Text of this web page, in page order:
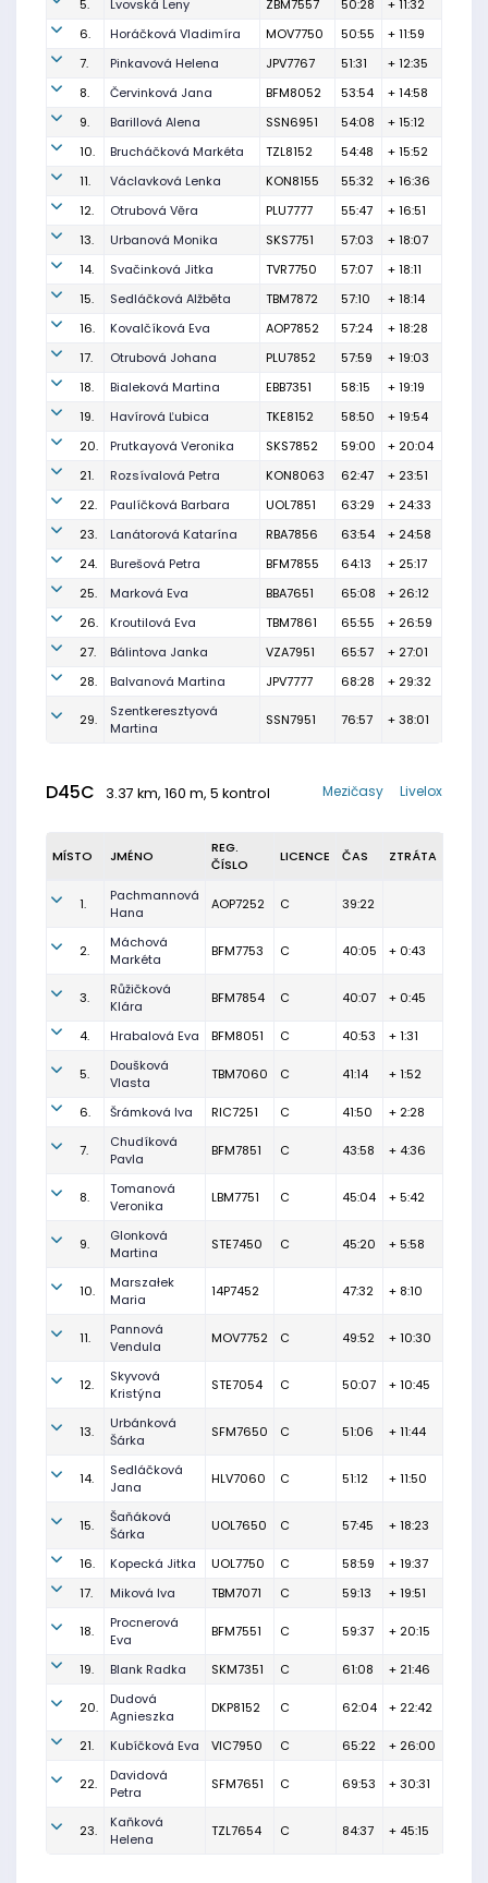
5. Lvovská Leny ZBM7557 50:28
+ 11:32
6.
Horáčková Vladimíra MOV7750 50:55
+ 11:59
7.
Pinkavová Helena JPV7767 51:31
+ 12:35
8.
Červinková Jana BFM8052 53:54
+ 14:58
9.
Barillová Alena SSN6951 54:08
+ 15:12
10.
Brucháčková Markéta TZL8152 54:48
+ 15:52
11.
Václavková Lenka KON8155 55:32
+ 16:36
12.
Otrubová Věra PLU7777 55:47
+ 16:51
13.
Urbanová Monika SKS7751 57:03
+ 18:07
14.
Svačinková Jitka TVR7750 57:07
+ 18:11
15.
Sedláčková Alžběta TBM7872 57:10
+ 18:14
16.
Kovalčíková Eva AOP7852 57:24
+ 18:28
17.
Otrubová Johana PLU7852 57:59
+ 19:03
18.
Bialeková Martina EBB7351 58:15
+ 19:19
19.
Havírová Ľubica TKE8152 58:50
+ 19:54
20.
Prutkayová Veronika SKS7852 59:00
+ 20:04
21.
Rozsívalová Petra KON8063 62:47
+ 23:51
22.
Paulíčková Barbara UOL7851 63:29
+ 24:33
23.
Lanátorová Katarína RBA7856 63:54
+ 24:58
24.
Burešová Petra BFM7855 64:13
+ 25:17
25.
Marková Eva BBA7651 65:08
+ 26:12
26.
Kroutilová Eva TBM7861 65:55
+ 26:59
27.
Bálintova Janka VZA7951 65:57
+ 27:01
28.
Balvanová Martina JPV7777 68:28 + 29:32
29.
Szentkeresztyová
Martina
SSN7951 76:57 + 38:01
D45C 3.37 km, 160 m, 5 kontrol Livelox
Mezičasy
MÍSTO JMÉNO
REG.
ČÍSLO
LICENCE ČAS ZTRÁTA
1.
Pachmannová
Hana
AOP7252 C 39:22
2.
Máchová
Markéta
BFM7753 C 40:05 + 0:43
3.
Růžičková
Klára
BFM7854 C 40:07 + 0:45
4. Hrabalová Eva BFM8051 C 40:53 + 1:31
5.
Doušková
Vlasta
TBM7060 C 41:14 + 1:52
6. Šrámková Iva RIC7251 C 41:50 + 2:28
7.
Chudíková
Pavla
BFM7851 C 43:58 + 4:36
8.
Tomanová
Veronika
LBM7751 C 45:04 + 5:42
9.
Glonková
Martina
STE7450 C 45:20 + 5:58
10.
Marszałek
Maria
14P7452 47:32 + 8:10
11.
Pannová
Vendula
MOV7752 C 49:52 + 10:30
12.
Skyvová
Kristýna
STE7054 C 50:07 + 10:45
13.
Urbánková
Šárka
SFM7650 C 51:06 + 11:44
14.
Sedláčková
Jana
HLV7060 C 51:12 + 11:50
15.
Šaňáková
Šárka
UOL7650 C 57:45 + 18:23
16. Kopecká Jitka UOL7750 C 58:59
+ 19:37
17.
Miková Iva TBM7071 C 59:13 + 19:51
18.
Procnerová
Eva
BFM7551 C 59:37 + 20:15
19. Blank Radka SKM7351 C 61:08 + 21:46
20.
Dudová
Agnieszka
DKP8152 C 62:04 + 22:42
21. Kubíčková Eva VIC7950 C 65:22 + 26:00
22.
Davidová
Petra
SFM7651 C 69:53 + 30:31
23.
Kaňková
Helena
TZL7654 C 84:37 + 45:15